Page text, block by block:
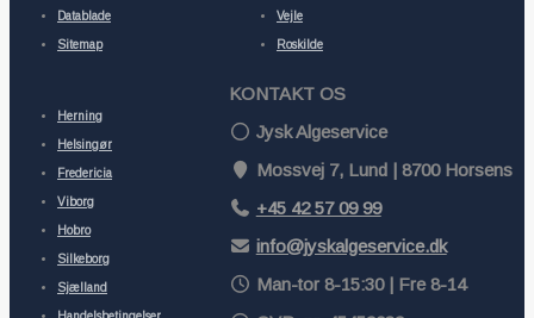
Datablade
Sitemap
Vejle
Roskilde
Herning
Helsingør
Fredericia
Viborg
Hobro
Silkeborg
Sjælland
KONTAKT OS
Jysk Algeservice
Mossvej 7, Lund | 8700 Horsens
+45 42 57 09 99
info@jyskalgeservice.dk
Man-tor 8-15:30 | Fre 8-14